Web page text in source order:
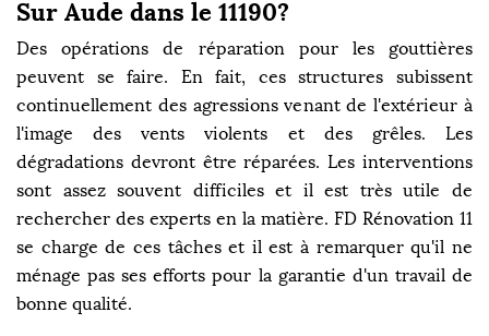
Sur Aude dans le 11190?
Des opérations de réparation pour les gouttières
peuvent se faire. En fait, ces structures subissent
continuellement des agressions venant de l'extérieur à
l'image des vents violents et des grêles. Les
dégradations devront être réparées. Les interventions
sont assez souvent difficiles et il est très utile de
rechercher des experts en la matière. FD Rénovation 11
se charge de ces tâches et il est à remarquer qu'il ne
ménage pas ses efforts pour la garantie d'un travail de
bonne qualité.